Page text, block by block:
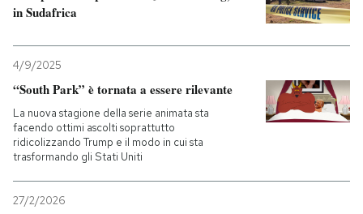
in Sudafrica
4/9/2025
“South Park” è tornata a essere rilevante
La nuova stagione della serie animata sta
facendo ottimi ascolti soprattutto
ridicolizzando Trump e il modo in cui sta
trasformando gli Stati Uniti
27/2/2026